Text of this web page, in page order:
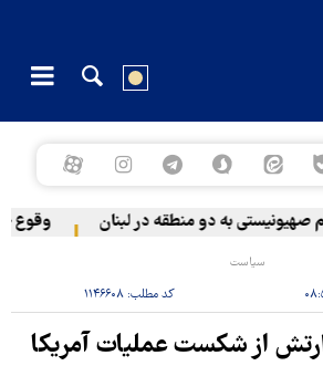
به دو منطقه در لبنان وقوع
سیاست
کد مطلب: ۱۱۴۶۶۰۸
از شکست عملیات آمریکا